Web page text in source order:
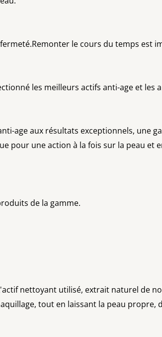
le cours du temps est
les meilleurs actifs anti-age et les
age aux résultats exceptionnels, une
pour une action à la fois sur la peau et
de la gamme.
nettoyant utilisé, extrait naturel de
tout en laissant la peau propre,